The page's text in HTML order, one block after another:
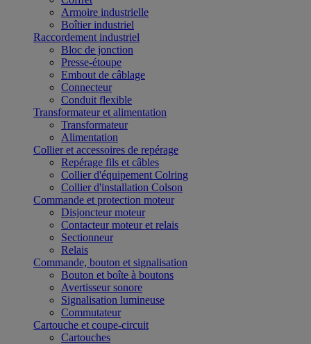
Armoire industrielle
Boîtier industriel
Raccordement industriel
Bloc de jonction
Presse-étoupe
Embout de câblage
Connecteur
Conduit flexible
Transformateur et alimentation
Transformateur
Alimentation
Collier et accessoires de repérage
Repérage fils et câbles
Collier d'équipement Colring
Collier d'installation Colson
Commande et protection moteur
Disjoncteur moteur
Contacteur moteur et relais
Sectionneur
Relais
Commande, bouton et signalisation
Bouton et boîte à boutons
Avertisseur sonore
Signalisation lumineuse
Commutateur
Cartouche et coupe-circuit
Cartouches